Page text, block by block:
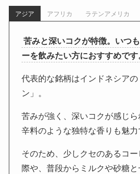
アジア アフリカ ラテンアメリカ
苦みと深いコクが特徴。いつ
ーを飲みたい方におすすめです
代表的な銘柄はインドネシアの
ン」。
苦みが強く、深いコクが感じ
辛料のような独特な香りも魅力
そのため、少しクセのあるコ
際や、普段からミルクや砂糖